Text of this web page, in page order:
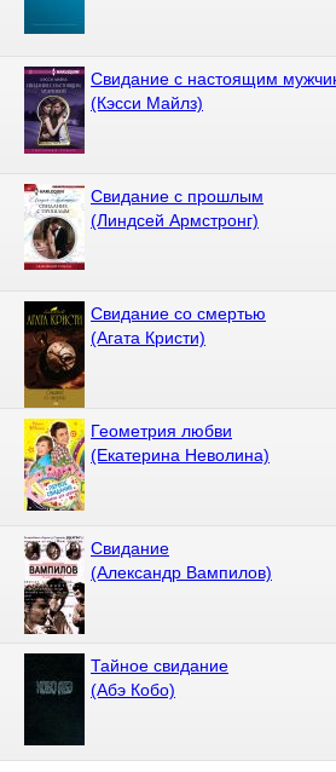
Свидание с настоящим
(Кэсси Майлз)
Свидание с прошлым
(Линдсей Армстронг)
Свидание со смертью
(Агата Кристи)
Геометрия любви
(Екатерина Неволина)
Свидание
(Александр Вампилов)
Тайное свидание
(Абэ Кобо)